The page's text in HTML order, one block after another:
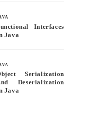
Interfaces
Java
Serialization
Deserialization
Java